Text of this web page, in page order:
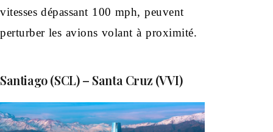
vitesses dépassant 100 mph, peuvent
perturber les avions volant à proximité.
Santiago (SCL) – Santa Cruz (VVI)